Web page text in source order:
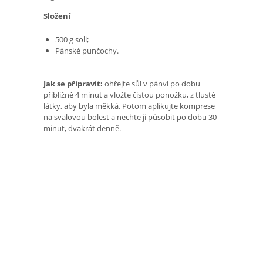
Složení
500 g soli;
Pánské punčochy.
Jak se připravit: ohřejte sůl v pánvi po dobu
přibližně 4 minut a vložte čistou ponožku, z tlusté
látky, aby byla měkká. Potom aplikujte komprese
na svalovou bolest a nechte ji působit po dobu 30
minut, dvakrát denně.